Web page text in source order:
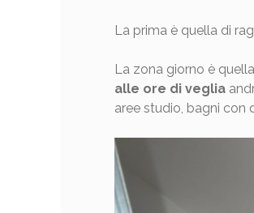
La prima è quella di
La zona giorno è
alle ore di veglia
aree studio, bagni con